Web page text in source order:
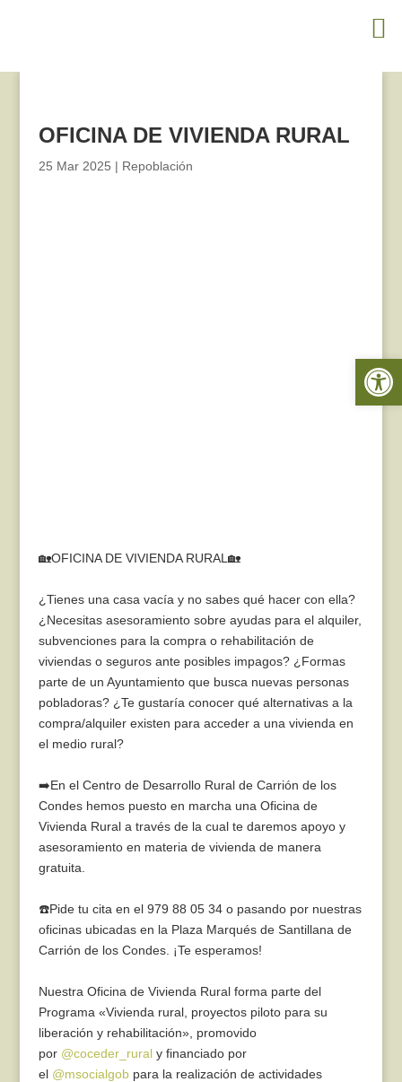
OFICINA DE VIVIENDA RURAL
25 Mar 2025 | Repoblación
🏡OFICINA DE VIVIENDA RURAL🏡
¿Tienes una casa vacía y no sabes qué hacer con ella?
¿Necesitas asesoramiento sobre ayudas para el alquiler,
subvenciones para la compra o rehabilitación de
viviendas o seguros ante posibles impagos? ¿Formas
parte de un Ayuntamiento que busca nuevas personas
pobladoras? ¿Te gustaría conocer qué alternativas a la
compra/alquiler existen para acceder a una vivienda en
el medio rural?
➡️En el Centro de Desarrollo Rural de Carrión de los
Condes hemos puesto en marcha una Oficina de
Vivienda Rural a través de la cual te daremos apoyo y
asesoramiento en materia de vivienda de manera
gratuita.
☎️Pide tu cita en el 979 88 05 34 o pasando por nuestras
oficinas ubicadas en la Plaza Marqués de Santillana de
Carrión de los Condes. ¡Te esperamos!
Nuestra Oficina de Vivienda Rural forma parte del
Programa «Vivienda rural, proyectos piloto para su
liberación y rehabilitación», promovido
por @coceder_ruraly financiado por
el @msocialgobpara la realización de actividades
Abrir